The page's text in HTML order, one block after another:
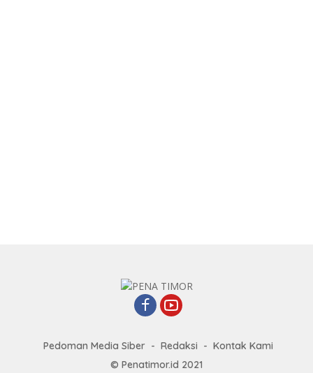
Pedoman Media Siber Redaksi
Kontak Kami
© Penatimor.id 2021